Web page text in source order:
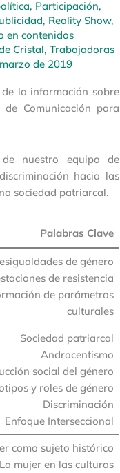
, Participación,
, Reality Show,
en contenidos
Cristal, Trabajadoras
de 2019
la información sobre
Comunicación para
nuestro equipo de
hacia las
sociedad patriarcal.
Palabras Clave
de género
de resistencia
de parámetros
culturales
Sociedad patriarcal
Androcentismo
social del género
y roles de género
Discriminación
Enfoque Interseccional
como sujeto histórico
La mujer en las culturas